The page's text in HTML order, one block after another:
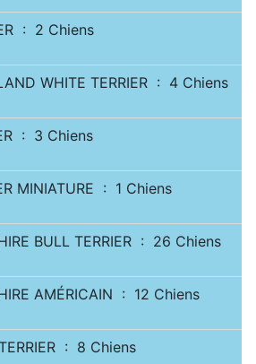
: 2 Chiens
WHITE TERRIER : 4 Chiens
: 3 Chiens
MINIATURE : 1 Chiens
BULL TERRIER : 26 Chiens
AMÉRICAIN : 12 Chiens
: 8 Chiens